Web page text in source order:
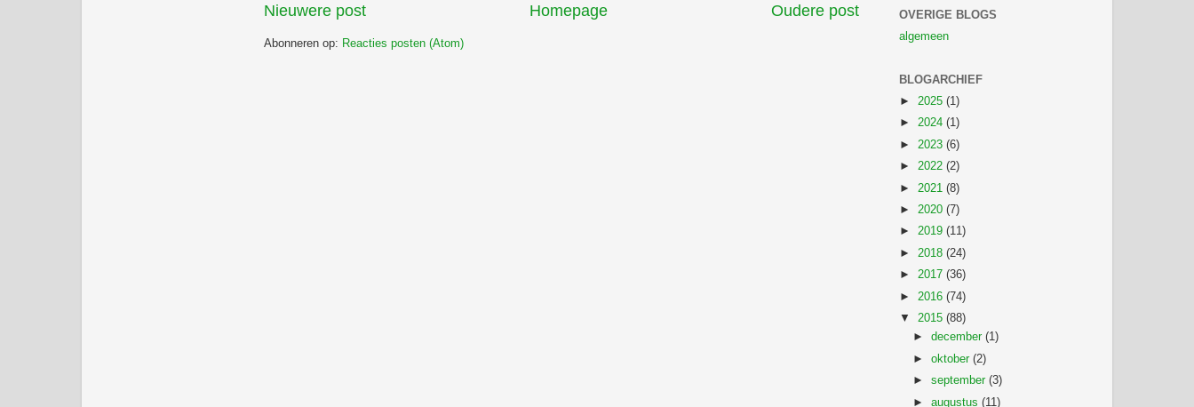
Nieuwere post Oudere post
Homepage
Abonneren op: Reacties posten (Atom)
OVERIGE BLOGS
algemeen
BLOGARCHIEF
► 2025 (1)
► 2024 (1)
► 2023 (6)
► 2022 (2)
► 2021 (8)
► 2020 (7)
► 2019 (11)
► 2018 (24)
► 2017 (36)
► 2016 (74)
▼ 2015 (88)
►december(1)
►oktober(2)
►september(3)
►augustus(11)